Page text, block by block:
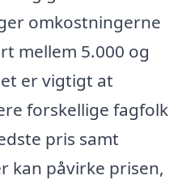
omkostningerne
mellem 5.000 og
er vigtigt at
forskellige fagfolk
pris samt
kan påvirke prisen,